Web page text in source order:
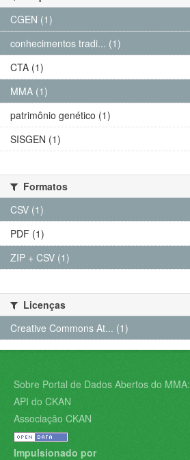
CGEN (1)
conhecimentos tradi... (1)
CTA (1)
MMA (1)
patrimônio genético (1)
SISGEN (1)
Formatos
CSV (1)
PDF (1)
ZIP + CSV (1)
Licenças
Creative Commons At... (1)
Sobre Portal de Dados Abertos do MMA:
API do CKAN
Associação CKAN
Impulsionado por